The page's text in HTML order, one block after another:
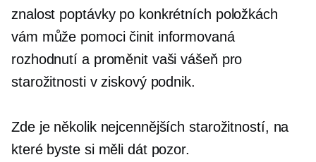
znalost poptávky po konkrétních položkách
vám může pomoci činit informovaná
rozhodnutí a proměnit vaši vášeň pro
starožitnosti v ziskový podnik.
Zde je několik nejcennějších starožitností, na
které byste si měli dát pozor.